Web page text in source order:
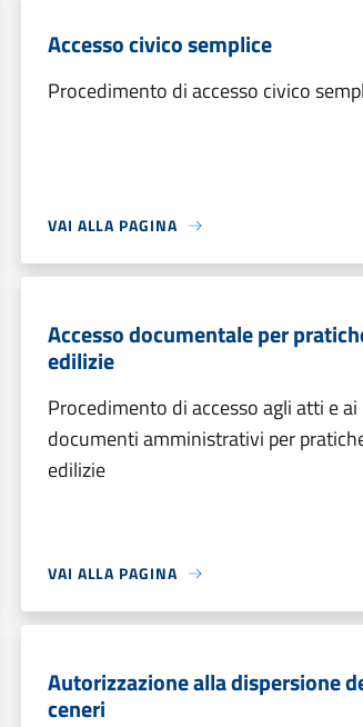
Accesso civico semplice
Procedimento di accesso civico
VAI ALLA PAGINA
Accesso documentale per
edilizie
Procedimento di accesso agli atti e ai
documenti amministrativi per
edilizie
VAI ALLA PAGINA
Autorizzazione alla dispersione
ceneri